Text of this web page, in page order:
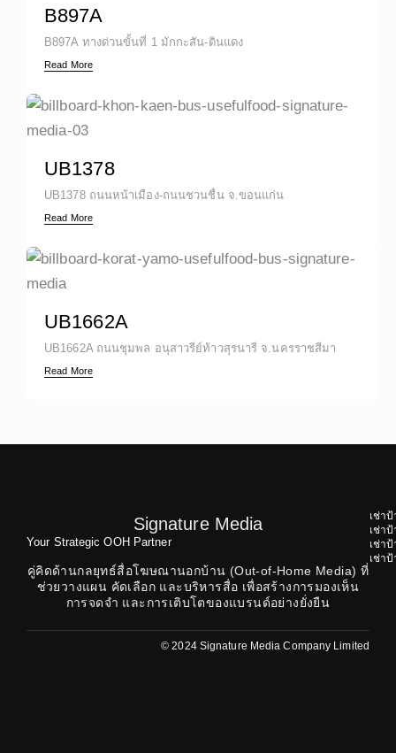
B897A
B897A ทางด่วนขั้นที่ 1 มักกะสัน-ดินแดง
Read More
UB1378
UB1378 ถนนหน้าเมือง-ถนนชวนชื่น จ.ขอนแก่น
Read More
UB1662A
UB1662A ถนนชุมพล อนุสาวรีย์ท้าวสุรนารี จ.นครราชสีมา
Read More
Signature Media
Your Strategic OOH Partner
คู่คิดด้านกลยุทธ์สื่อโฆษณานอกบ้าน (Out-of-Home Media) ที่
ช่วยวางแผน คัดเลือก และบริหารสื่อ เพื่อสร้างการมองเห็น
การจดจำ และการเติบโตของแบรนด์อย่างยั่งยืน
เช่า
เช่า
เช่า
เช่า
© 2024 Signature Media Company Limited